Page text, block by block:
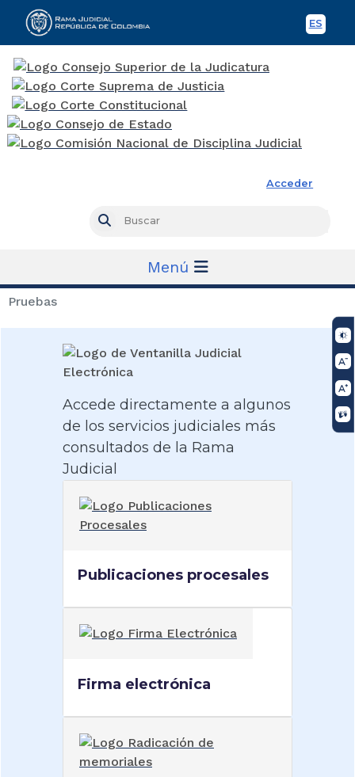
ES
Acceder
Buscar
Menú
Pruebas
Accede directamente a algunos
de los servicios judiciales más
consultados de la Rama
Judicial
Publicaciones procesales
Firma electrónica